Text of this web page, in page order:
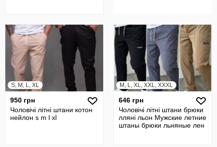
S, M, L, XL
950 грн
Чоловічі літні штани котон
нейлон s m l xl
M, L, XL, XXL, XXXL
646 грн
Чоловічі літні штани брюки
лляні льон Мужские летние
штаны брюки льняные лен